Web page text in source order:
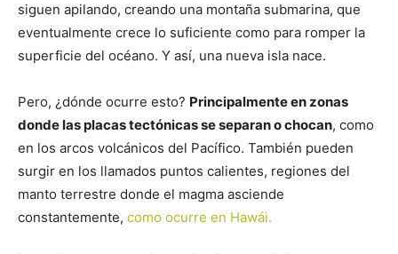
siguen apilando, creando una montaña submarina, que
eventualmente crece lo suficiente como para romper la
superficie del océano. Y así, una nueva isla nace.
Pero, ¿dónde ocurre esto? Principalmente en zonas
donde las placas tectónicas se separan o chocan, como
en los arcos volcánicos del Pacífico. También pueden
surgir en los llamados puntos calientes, regiones del
manto terrestre donde el magma asciende
constantemente, como ocurre en Hawái.